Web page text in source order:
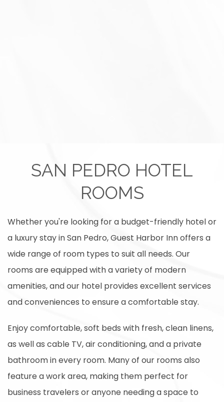
SAN PEDRO HOTEL
ROOMS
Whether you're looking for a budget-friendly hotel or
a luxury stay in San Pedro, Guest Harbor Inn offers a
wide range of room types to suit all needs. Our
rooms are equipped with a variety of modern
amenities, and our hotel provides excellent services
and conveniences to ensure a comfortable stay.
Enjoy comfortable, soft beds with fresh, clean linens,
as well as cable TV, air conditioning, and a private
bathroom in every room. Many of our rooms also
feature a work area, making them perfect for
business travelers or anyone needing a space to